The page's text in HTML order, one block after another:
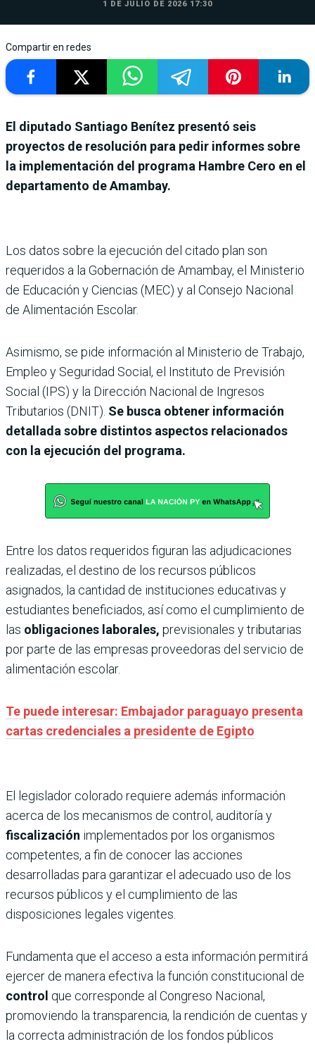
1 DE JULIO DE 2026 17:30
Compartir en redes
El diputado Santiago Benítez presentó seis
proyectos de resolución para pedir informes sobre
la implementación del programa Hambre Cero en el
departamento de Amambay.
Los datos sobre la ejecución del citado plan son
requeridos a la Gobernación de Amambay, el Ministerio
de Educación y Ciencias (MEC) y al Consejo Nacional
de Alimentación Escolar.
Asimismo, se pide información al Ministerio de Trabajo,
Empleo y Seguridad Social, el Instituto de Previsión
Social (IPS) y la Dirección Nacional de Ingresos
Tributarios (DNIT). Se busca obtener información
detallada sobre distintos aspectos relacionados
con la ejecución del programa.
Entre los datos requeridos figuran las adjudicaciones
realizadas, el destino de los recursos públicos
asignados, la cantidad de instituciones educativas y
estudiantes beneficiados, así como el cumplimiento de
las obligaciones laborales, previsionales y tributarias
por parte de las empresas proveedoras del servicio de
alimentación escolar.
Te puede interesar: Embajador paraguayo presenta
cartas credenciales a presidente de Egipto
El legislador colorado requiere además información
acerca de los mecanismos de control, auditoría y
fiscalización implementados por los organismos
competentes, a fin de conocer las acciones
desarrolladas para garantizar el adecuado uso de los
recursos públicos y el cumplimiento de las
disposiciones legales vigentes.
Fundamenta que el acceso a esta información permitirá
ejercer de manera efectiva la función constitucional de
control que corresponde al Congreso Nacional,
promoviendo la transparencia, la rendición de cuentas y
la correcta administración de los fondos públicos